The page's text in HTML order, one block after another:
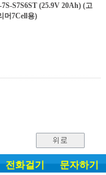
S7S6ST (25.9V 20Ah) (고
머7Cell용)
전화걸기 문자하기